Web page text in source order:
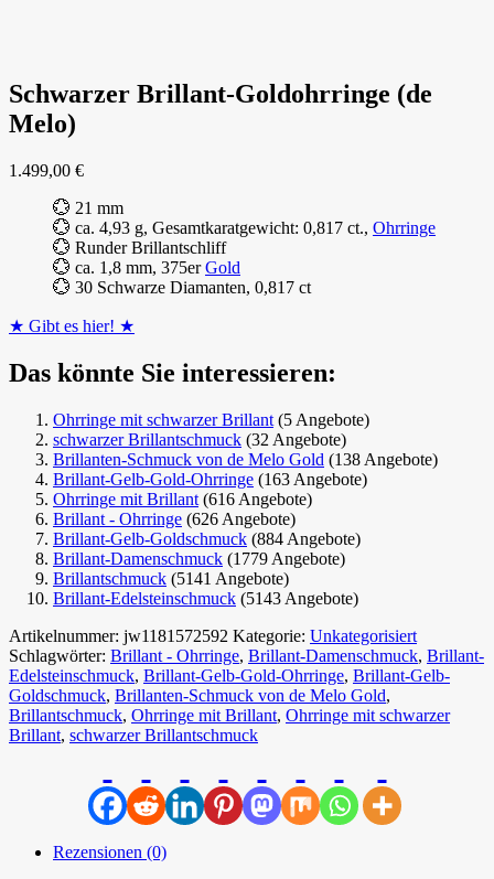
Schwarzer Brillant-Goldohrringe (de
Melo)
1.499,00 €
💮 21 mm
💮 ca. 4,93 g, Gesamtkaratgewicht: 0,817 ct., Ohrringe
💮 Runder Brillantschliff
💮 ca. 1,8 mm, 375erGold
💮 30 Schwarze Diamanten, 0,817 ct
★ Gibt es hier! ★
Das könnte Sie interessieren:
Ohrringe mit schwarzer Brillant (5 Angebote)
schwarzer Brillantschmuck (32 Angebote)
Brillanten-Schmuck von de Melo Gold (138 Angebote)
Brillant-Gelb-Gold-Ohrringe (163 Angebote)
Ohrringe mit Brillant (616 Angebote)
Brillant - Ohrringe (626 Angebote)
Brillant-Gelb-Goldschmuck (884 Angebote)
Brillant-Damenschmuck (1779 Angebote)
Brillantschmuck (5141 Angebote)
Brillant-Edelsteinschmuck (5143 Angebote)
Artikelnummer: jw1181572592 Kategorie: Unkategorisiert
Schlagwörter: Brillant - Ohrringe, Brillant-Damenschmuck, Brillant-
Edelsteinschmuck, Brillant-Gelb-Gold-Ohrringe, Brillant-Gelb-
Goldschmuck, Brillanten-Schmuck von de Melo Gold,
Brillantschmuck, Ohrringe mit Brillant, Ohrringe mit schwarzer
Brillant, schwarzer Brillantschmuck
Rezensionen (0)